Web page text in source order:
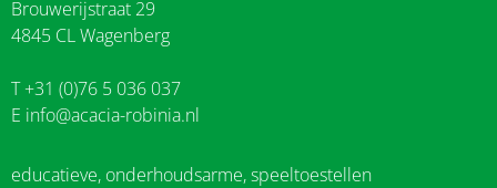
Brouwerijstraat 29
4845 CL Wagenberg
T +31 (0)76 5 036 037
E info@acacia-robinia.nl
educatieve, onderhoudsarme, speeltoestellen